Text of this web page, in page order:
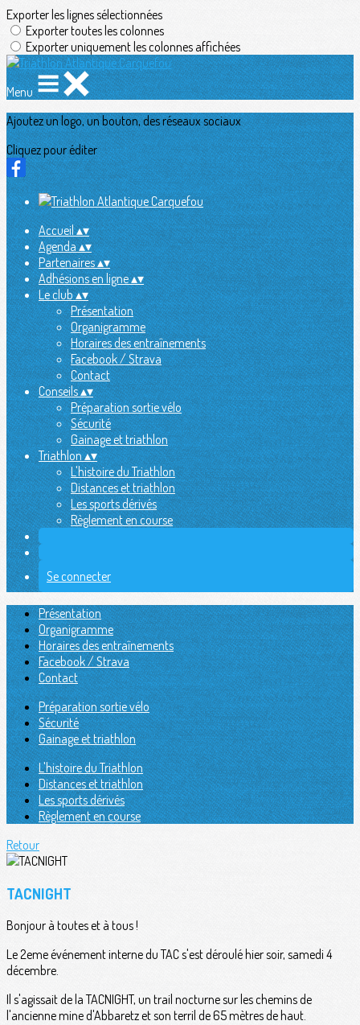
Exporter les lignes sélectionnées
Exporter toutes les colonnes
Exporter uniquement les colonnes affichées
Menu
Ajoutez un logo, un bouton, des réseaux sociaux
Cliquez pour éditer
Accueil▴▾
Agenda▴▾
Partenaires▴▾
Adhésions en ligne▴▾
Le club▴▾
Présentation
Organigramme
Horaires des entraînements
Facebook / Strava
Contact
Conseils▴▾
Préparation sortie vélo
Sécurité
Gainage et triathlon
Triathlon▴▾
L'histoire du Triathlon
Distances et triathlon
Les sports dérivés
Règlement en course
Se connecter
Présentation
Organigramme
Horaires des entraînements
Facebook / Strava
Contact
Préparation sortie vélo
Sécurité
Gainage et triathlon
L'histoire du Triathlon
Distances et triathlon
Les sports dérivés
Règlement en course
Retour
TACNIGHT
Bonjour à toutes et à tous !
Le 2eme événement interne du TAC s'est déroulé hier soir, samedi 4
décembre.
Il s'agissait de la TACNIGHT, un trail nocturne sur les chemins de
l'ancienne mine d'Abbaretz et son terril de 65 mètres de haut.